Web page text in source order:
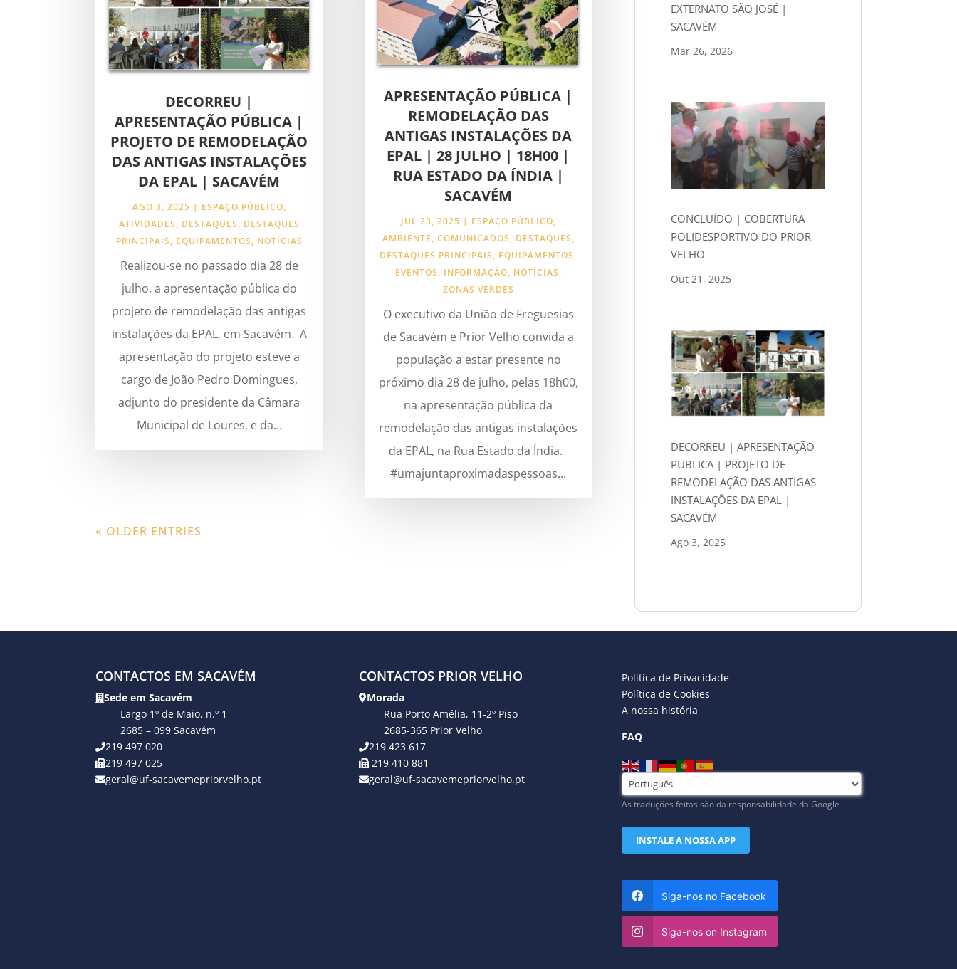
DECORREU |
APRESENTAÇÃO PÚBLICA |
PROJETO DE REMODELAÇÃO
DAS ANTIGAS INSTALAÇÕES
DA EPAL | SACAVÉM
AGO 3, 2025 | ESPAÇO PÚBLICO,
ATIVIDADES, DESTAQUES, DESTAQUES
PRINCIPAIS, EQUIPAMENTOS, NOTÍCIAS
Realizou-se no passado dia 28 de
julho, a apresentação pública do
projeto de remodelação das antigas
instalações da EPAL, em Sacavém. A
apresentação do projeto esteve a
cargo de João Pedro Domingues,
adjunto do presidente da Câmara
Municipal de Loures, e da...
APRESENTAÇÃO PÚBLICA |
REMODELAÇÃO DAS
ANTIGAS INSTALAÇÕES DA
EPAL | 28 JULHO | 18H00 |
RUA ESTADO DA ÍNDIA |
SACAVÉM
JUL 23, 2025 | ESPAÇO PÚBLICO,
AMBIENTE, COMUNICADOS, DESTAQUES,
DESTAQUES PRINCIPAIS, EQUIPAMENTOS,
EVENTOS, INFORMAÇÃO, NOTÍCIAS,
ZONAS VERDES
O executivo da União de Freguesias
de Sacavém e Prior Velho convida a
população a estar presente no
próximo dia 28 de julho, pelas 18h00,
na apresentação pública da
remodelação das antigas instalações
da EPAL, na Rua Estado da Índia.
#umajuntaproximadaspessoas...
« OLDER ENTRIES
EXTERNATO SÃO JOSÉ |
SACAVÉM
Mar 26, 2026
CONCLUÍDO | COBERTURA
POLIDESPORTIVO DO PRIOR
VELHO
Out 21, 2025
DECORREU | APRESENTAÇÃO
PÚBLICA | PROJETO DE
REMODELAÇÃO DAS ANTIGAS
INSTALAÇÕES DA EPAL |
SACAVÉM
Ago 3, 2025
CONTACTOS EM SACAVÉM
Sede em Sacavém
Largo 1º de Maio, n.º 1
2685 – 099 Sacavém
219 497 020
219 497 025
geral@uf-sacavemepriorvelho.pt
CONTACTOS PRIOR VELHO
Morada
Rua Porto Amélia, 11-2º Piso
2685-365 Prior Velho
219 423 617
219 410 881
geral@uf-sacavemepriorvelho.pt
Política de Privacidade
Política de Cookies
A nossa história
FAQ
As traduções feitas são da responsabilidade da Google
INSTALE A NOSSA APP
Siga-nos no Facebook
Siga-nos on Instagram